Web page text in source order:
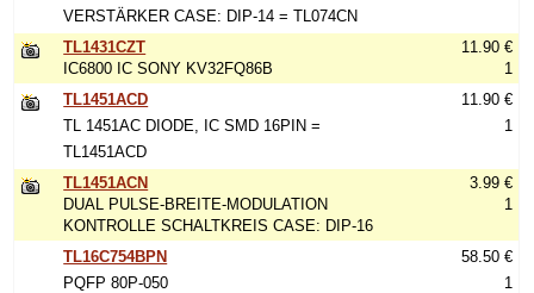
VERSTÄRKER CASE: DIP-14 = TL074CN
TL1431CZT
IC6800 IC SONY KV32FQ86B
11.90 €
1
TL1451ACD
TL 1451AC DIODE, IC SMD 16PIN =
TL1451ACD
11.90 €
1
TL1451ACN
DUAL PULSE-BREITE-MODULATION
KONTROLLE SCHALTKREIS CASE: DIP-16
3.99 €
1
TL16C754BPN
PQFP 80P-050
58.50 €
1